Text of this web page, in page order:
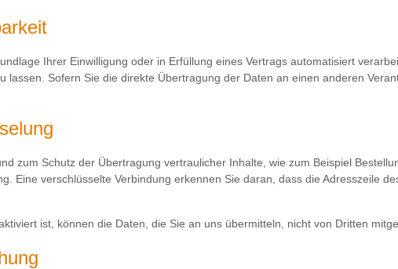
Ihrer Einwilligung oder in Erfüllung eines Vertrags automatisiert
lassen. Sofern Sie die direkte Übertragung der Daten an einen anderen
zum Schutz der Übertragung vertraulicher Inhalte, wie zum Beispiel
Eine verschlüsselte Verbindung erkennen Sie daran, dass die Adresszeile
ist, können die Daten, die Sie an uns übermitteln, nicht von Dritten